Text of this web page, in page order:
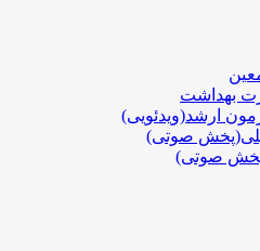
بهداشت
ارشد(ویدئویی)
صوتی)
صوتی)